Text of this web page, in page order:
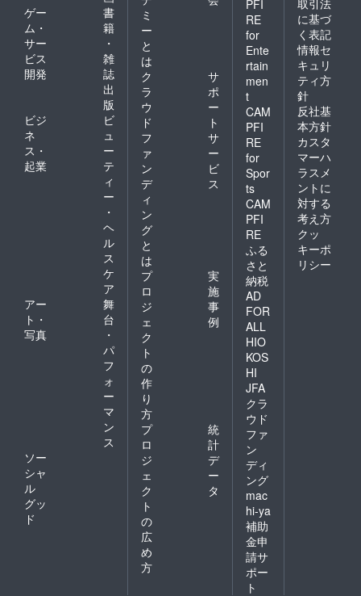
連絡方
法・ご
予約方
法：詳
細は
メール
で連絡
しま
す。 ・
有効期
限：6年
12月末
まで
ゲー
ム・
サー
ビス
開発
書
籍
・
雑
誌
出
版
ビジ
ネ
ス・
起業
ビ
ュ
ー
テ
ィ
ー
・
ヘ
ル
ス
ケ
ア
アー
ト・
写真
舞
台
・
パ
フ
ォ
ー
マ
ン
ス
ソー
シャ
ル
グッ
ド
ミ
ー
と
は
ク
ラ
ウ
ド
フ
ァ
ン
デ
ィ
ン
グ
と
は
サ
ポ
ー
ト
サ
ー
ビ
ス
プ
ロ
ジ
ェ
ク
ト
の
作
り
方
実
施
事
例
プ
ロ
ジ
ェ
ク
ト
の
広
め
方
統
計
デ
ー
タ
PFI
RE
for
Ente
rtain
men
t
CAM
PFI
RE
for
Spor
ts
CAM
PFI
RE
ふる
さと
納税
AD
FOR
ALL
HIO
KOS
HI
JFA
クラ
ウド
ファ
ン
ディ
ング
mac
hi-ya
補助
金申
請サ
ポー
ト
に基づ
く表記
情報セ
キュリ
ティ方
針
反社基
本方針
カスタ
マーハ
ラスメ
ントに
対する
考え方
クッ
キーポ
リシー